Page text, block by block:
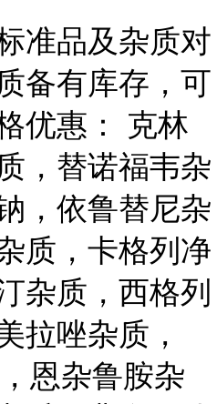
准品及杂质对
备有库存，可
优惠： 克林
，替诺福韦杂
，依鲁替尼杂
质，卡格列净
杂质，西格列
拉唑杂质，
恩杂鲁胺杂